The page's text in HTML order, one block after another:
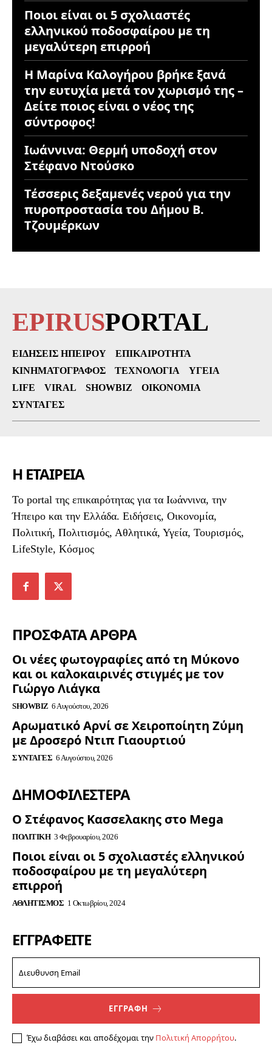
Ποιοι είναι οι 5 σχολιαστές
ελληνικού ποδοσφαίρου με τη
μεγαλύτερη επιρροή
Η Μαρίνα Καλογήρου βρήκε ξανά
την ευτυχία μετά τον χωρισμό της –
Δείτε ποιος είναι ο νέος της
σύντροφος!
Ιωάννινα: Θερμή υποδοχή στον
Στέφανο Ντούσκο
Τέσσερις δεξαμενές νερού για την
πυροπροστασία του Δήμου Β.
Τζουμέρκων
EPIRUSPORTAL
ΕΙΔΉΣΕΙΣ ΗΠΕΊΡΟΥ
ΕΠΙΚΑΙΡΌΤΗΤΑ
ΚΙΝΗΜΑΤΟΓΡΆΦΟΣ
ΤΕΧΝΟΛΟΓΊΑ
ΥΓΕΊΑ
LIFE
VIRAL SHOWBIZ
ΟΙΚΟΝΟΜΊΑ
ΣΥΝΤΑΓΈΣ
Η ΕΤΑΙΡΕΙΑ
To portal της επικαιρότητας για τα Ιωάννινα, την
Ήπειρο και την Ελλάδα. Ειδήσεις, Οικονομία,
Πολιτική, Πολιτισμός, Αθλητικά, Υγεία, Τουρισμός,
LifeStyle, Κόσμος
ΠΡΟΣΦΑΤΑ ΑΡΘΡΑ
Οι νέες φωτογραφίες από τη Μύκονο
και οι καλοκαιρινές στιγμές με τον
Γιώργο Λιάγκα
SHOWBIZ 6 Αυγούστου, 2026
Αρωματικό Αρνί σε Χειροποίητη Ζύμη
με Δροσερό Ντιπ Γιαουρτιού
ΣΥΝΤΑΓΈΣ 6 Αυγούστου, 2026
ΔΗΜΟΦΙΛΈΣΤΕΡΑ
Ο Στέφανος Κασσελακης στο Mega
ΠΟΛΙΤΙΚΉ 3 Φεβρουαρίου, 2026
Ποιοι είναι οι 5 σχολιαστές ελληνικού
ποδοσφαίρου με τη μεγαλύτερη
επιρροή
ΑΘΛΗΤΙΣΜΌΣ 1 Οκτωβρίου, 2024
ΕΓΓΡΑΦΕΊΤΕ
ΕΓΓΡΑΦΗ
Έχω διαβάσει και αποδέχομαι την Πολιτική Απορρήτου.